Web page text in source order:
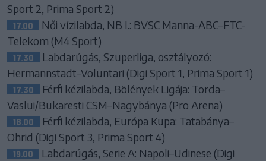
Sport 2, Prima Sport 2)
17.00
Női vízilabda, NB I.: BVSC Manna-ABC–FTC-
Telekom (M4 Sport)
17.30
Labdarúgás, Szuperliga, osztályozó:
Hermannstadt–Voluntari (Digi Sport 1, Prima Sport 1)
17.30
Férfi kézilabda, Bölények Ligája: Torda–
Vaslui/Bukaresti CSM–Nagybánya (Pro Arena)
18.00
Férfi kézilabda, Európa Kupa: Tatabánya–
Ohrid (Digi Sport 3, Prima Sport 4)
19.00
Labdarúgás, Serie A: Napoli–Udinese (Digi